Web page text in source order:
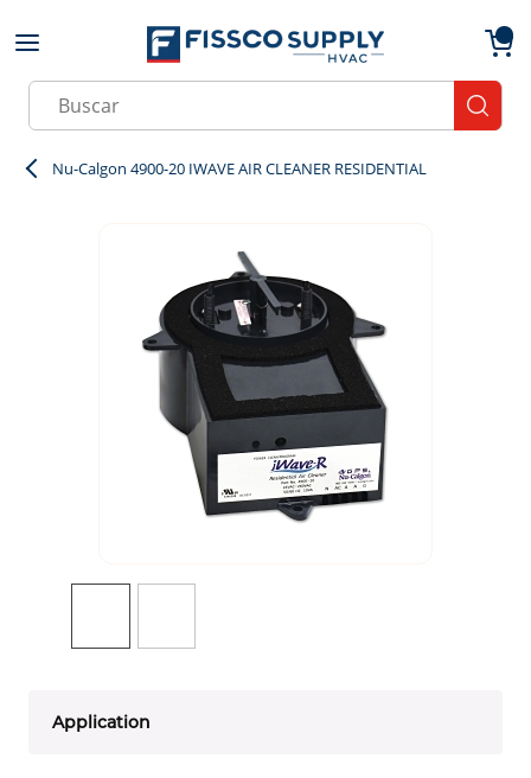
Skip to main content
Site Search
Nu-Calgon 4900-20 IWAVE AIR CLEANER RESIDENTIAL
Application